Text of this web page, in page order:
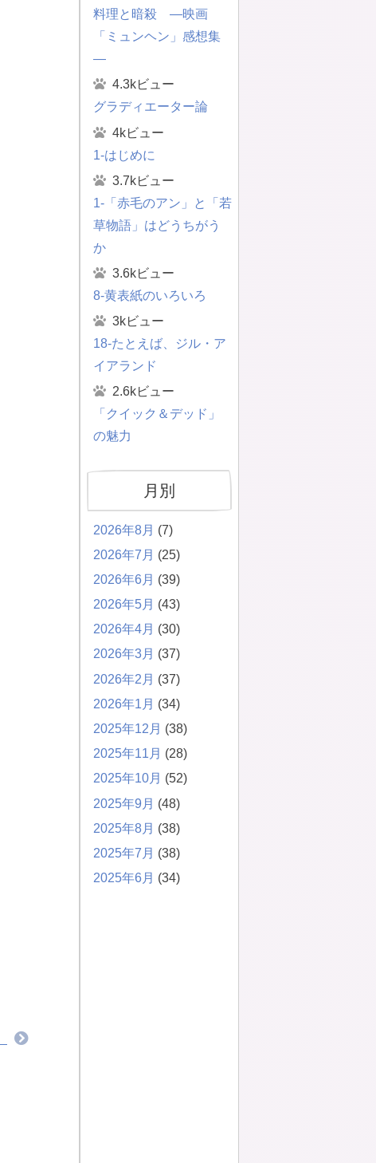
料理と暗殺 ―映画
「ミュンヘン」感想集
―
4.3kビュー
グラディエーター論
4kビュー
1-はじめに
3.7kビュー
1-「赤毛のアン」と「若
草物語」はどうちがう
か
3.6kビュー
8-黄表紙のいろいろ
3kビュー
18-たとえば、ジル・ア
イアランド
2.6kビュー
「クイック＆デッド」
の魅力
月別
2026年8月 (7)
2026年7月 (25)
2026年6月 (39)
2026年5月 (43)
2026年4月 (30)
2026年3月 (37)
2026年2月 (37)
2026年1月 (34)
2025年12月 (38)
2025年11月 (28)
2025年10月 (52)
2025年9月 (48)
2025年8月 (38)
2025年7月 (38)
2025年6月 (34)